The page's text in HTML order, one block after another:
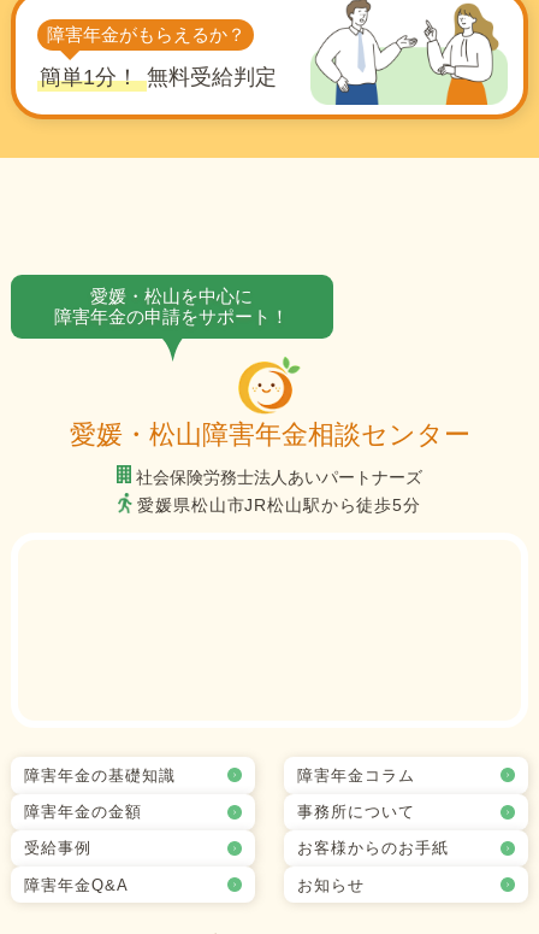
障害年金がもらえるか？
簡単1分！無料受給判定
愛媛・松山を中心に
障害年金の申請をサポート！
愛媛・松山障害年金相談センター
社会保険労務士法人あいパートナーズ
愛媛県松山市JR松山駅から徒歩5分
障害年金の基礎知識 障害年金コラム
障害年金の金額 事務所について
受給事例 お客様からのお手紙
障害年金Q&A お知らせ